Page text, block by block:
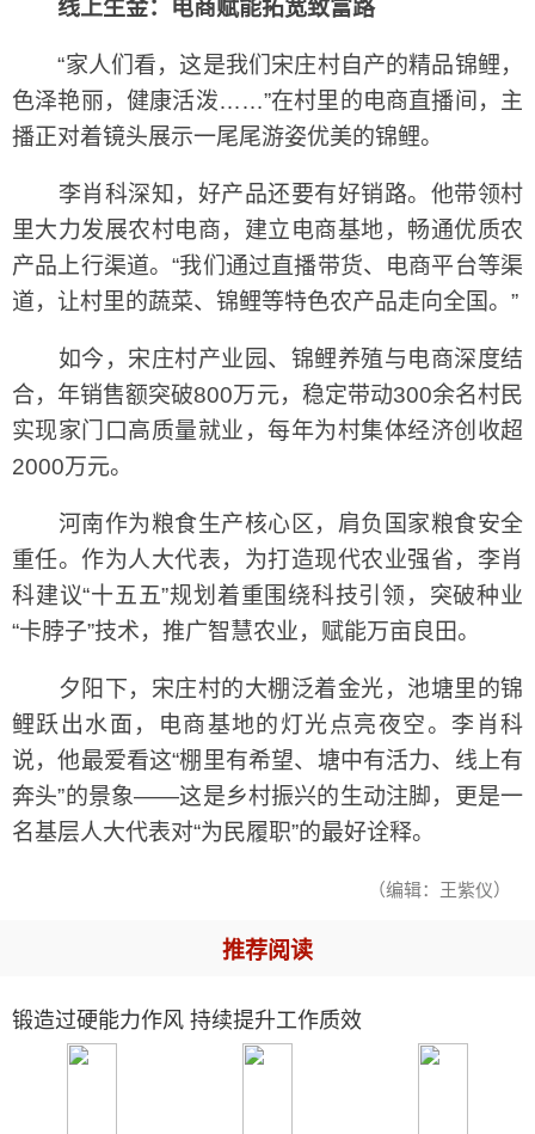
线上生金：电商赋能拓宽致富路
“家人们看，这是我们宋庄村自产的精品锦鲤，
色泽艳丽，健康活泼……”在村里的电商直播间，主
播正对着镜头展示一尾尾游姿优美的锦鲤。
李肖科深知，好产品还要有好销路。他带领村
里大力发展农村电商，建立电商基地，畅通优质农
产品上行渠道。“我们通过直播带货、电商平台等渠
道，让村里的蔬菜、锦鲤等特色农产品走向全国。”
如今，宋庄村产业园、锦鲤养殖与电商深度结
合，年销售额突破800万元，稳定带动300余名村民
实现家门口高质量就业，每年为村集体经济创收超
2000万元。
河南作为粮食生产核心区，肩负国家粮食安全
重任。作为人大代表，为打造现代农业强省，李肖
科建议“十五五”规划着重围绕科技引领，突破种业
“卡脖子”技术，推广智慧农业，赋能万亩良田。
夕阳下，宋庄村的大棚泛着金光，池塘里的锦
鲤跃出水面，电商基地的灯光点亮夜空。李肖科
说，他最爱看这“棚里有希望、塘中有活力、线上有
奔头”的景象——这是乡村振兴的生动注脚，更是一
名基层人大代表对“为民履职”的最好诠释。
（编辑：王紫仪）
推荐阅读
锻造过硬能力作风 持续提升工作质效